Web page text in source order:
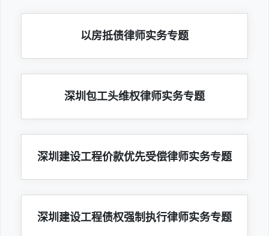
以房抵债律师实务专题
深圳包工头维权律师实务专题
深圳建设工程价款优先受偿律师实务专题
深圳建设工程债权强制执行律师实务专题